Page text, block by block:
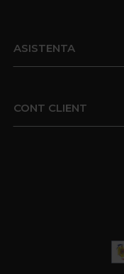
ASISTENTA
CONT CLIENT